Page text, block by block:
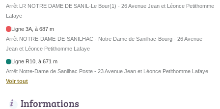
Arrêt LR NOTRE DAME DE SANIL-Le Bour(1) - 26 Avenue Jean et Léonce Petithomme
Lafaye
Ligne 3A, à 687 m
Arrêt NOTRE-DAME-DE-SANILHAC - Notre Dame de Sanilhac-Bourg - 26 Avenue
Jean et Léonce Petithomme Lafaye
Ligne R10, à 671 m
Arrêt Notre-Dame de Sanilhac Poste - 23 Avenue Jean et Léonce Petithomme Lafaye
Voir tout
Informations